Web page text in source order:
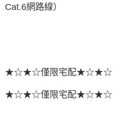
Cat.6網路線）
★☆★☆僅限宅配★☆★☆
★☆★☆僅限宅配★☆★☆